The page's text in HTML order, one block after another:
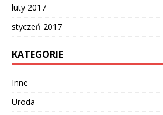
luty 2017
styczeń 2017
KATEGORIE
Inne
Uroda